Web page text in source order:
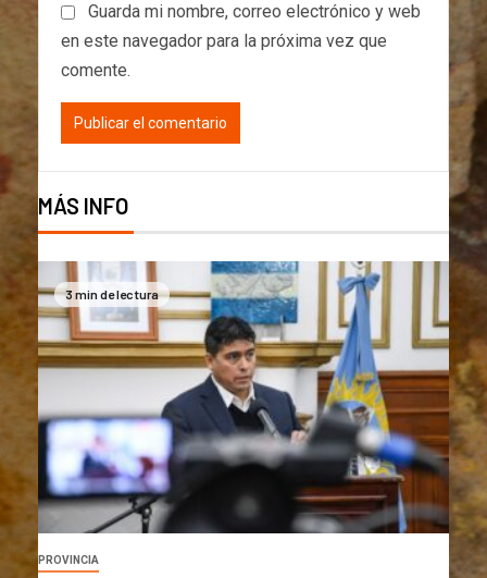
Guarda mi nombre, correo electrónico y web
en este navegador para la próxima vez que
comente.
MÁS INFO
3 min de lectura
PROVINCIA